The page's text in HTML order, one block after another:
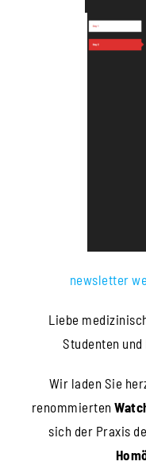
newsletter
Liebe
Studenten
Wir laden Sie
renommierten
sich der Praxis